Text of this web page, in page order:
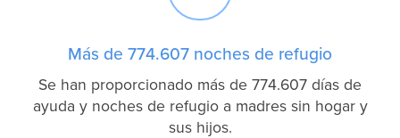
Más de 774.607 noches de refugio
Se han proporcionado más de 774.607 días de
ayuda y noches de refugio a madres sin hogar y
sus hijos.